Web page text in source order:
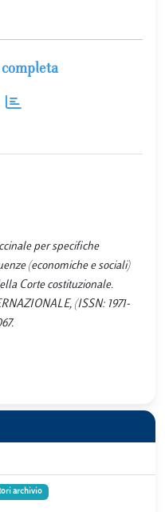
completa
per specifiche
(economiche e sociali)
Corte costituzionale.
(ISSN: 1971-
archivio